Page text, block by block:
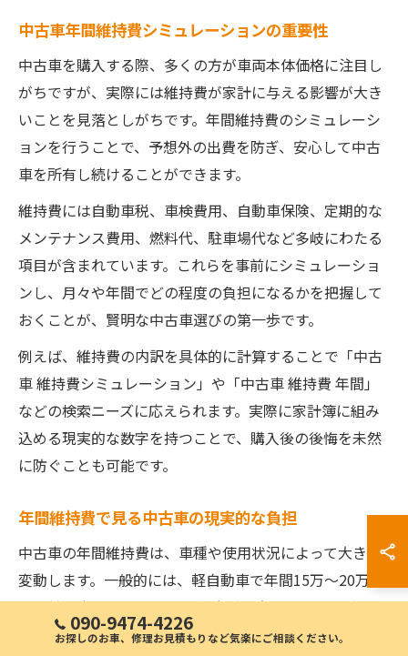
中古車年間維持費シミュレーションの重要性
中古車を購入する際、多くの方が車両本体価格に注目し
がちですが、実際には維持費が家計に与える影響が大き
いことを見落としがちです。年間維持費のシミュレーシ
ョンを行うことで、予想外の出費を防ぎ、安心して中古
車を所有し続けることができます。
維持費には自動車税、車検費用、自動車保険、定期的な
メンテナンス費用、燃料代、駐車場代など多岐にわたる
項目が含まれています。これらを事前にシミュレーショ
ンし、月々や年間でどの程度の負担になるかを把握して
おくことが、賢明な中古車選びの第一歩です。
例えば、維持費の内訳を具体的に計算することで「中古
車 維持費シミュレーション」や「中古車 維持費 年間」
などの検索ニーズに応えられます。実際に家計簿に組み
込める現実的な数字を持つことで、購入後の後悔を未然
に防ぐことも可能です。
年間維持費で見る中古車の現実的な負担
中古車の年間維持費は、車種や使用状況によって大きく
変動します。一般的には、軽自動車で年間15万〜20万
円、普通車で20万〜30万円程度が目安とされますが、こ
れは保険や車検、消耗品の交換頻度などによって増減し
090-9474-4226
お探しのお車、修理お見積もりなど気楽にご相談ください。